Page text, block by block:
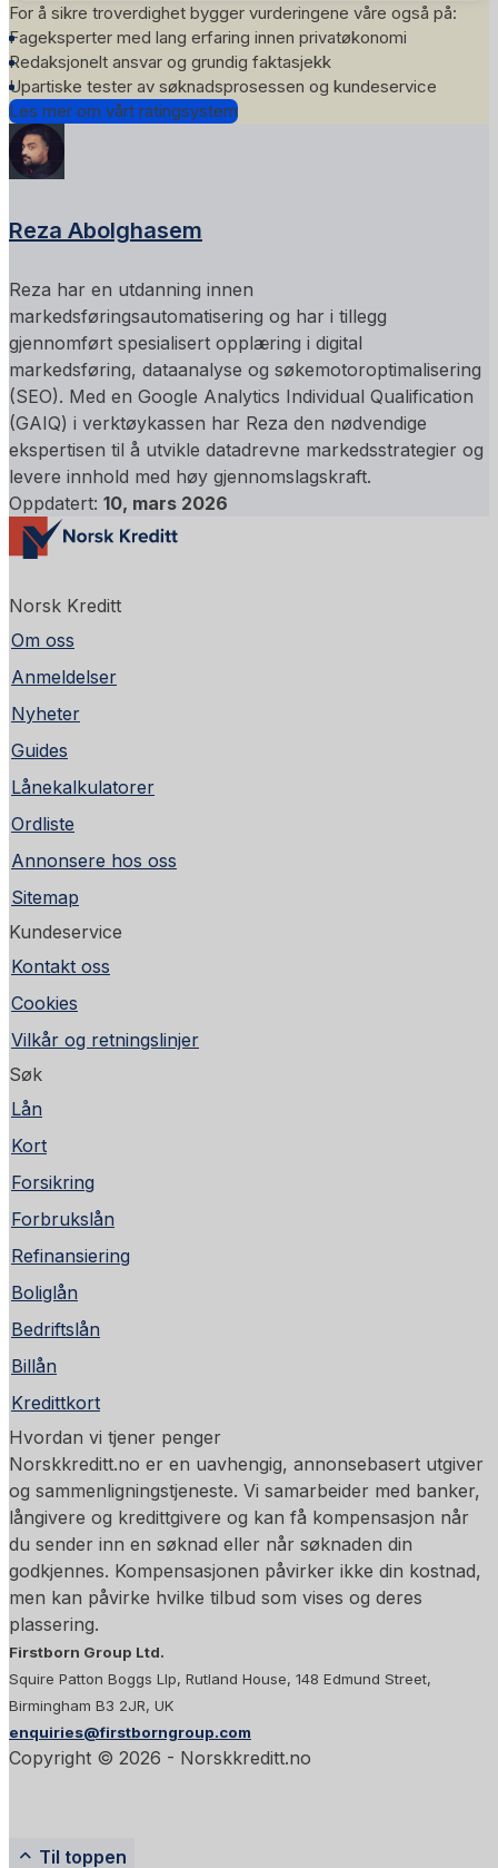
For å sikre troverdighet bygger vurderingene våre også på:
Fageksperter med lang erfaring innen privatøkonomi
Redaksjonelt ansvar og grundig faktasjekk
Upartiske tester av søknadsprosessen og kundeservice
Les mer om vårt ratingsystem
Reza Abolghasem
Reza har en utdanning innen
markedsføringsautomatisering og har i tillegg
gjennomført spesialisert opplæring i digital
markedsføring, dataanalyse og søkemotoroptimalisering
(SEO). Med en Google Analytics Individual Qualification
(GAIQ) i verktøykassen har Reza den nødvendige
ekspertisen til å utvikle datadrevne markedsstrategier og
levere innhold med høy gjennomslagskraft.
Oppdatert: 10, mars 2026
Norsk Kreditt
Om oss
Anmeldelser
Nyheter
Guides
Lånekalkulatorer
Ordliste
Annonsere hos oss
Sitemap
Kundeservice
Kontakt oss
Cookies
Vilkår og retningslinjer
Søk
Lån
Kort
Forsikring
Forbrukslån
Refinansiering
Boliglån
Bedriftslån
Billån
Kredittkort
Hvordan vi tjener penger
Norskkreditt.no er en uavhengig, annonsebasert utgiver
og sammenligningstjeneste. Vi samarbeider med banker,
långivere og kredittgivere og kan få kompensasjon når
du sender inn en søknad eller når søknaden din
godkjennes. Kompensasjonen påvirker ikke din kostnad,
men kan påvirke hvilke tilbud som vises og deres
plassering.
Firstborn Group Ltd.
Squire Patton Boggs Llp, Rutland House, 148 Edmund Street,
Birmingham B3 2JR, UK
enquiries@firstborngroup.com
Copyright © 2026 - Norskkreditt.no
Til toppen